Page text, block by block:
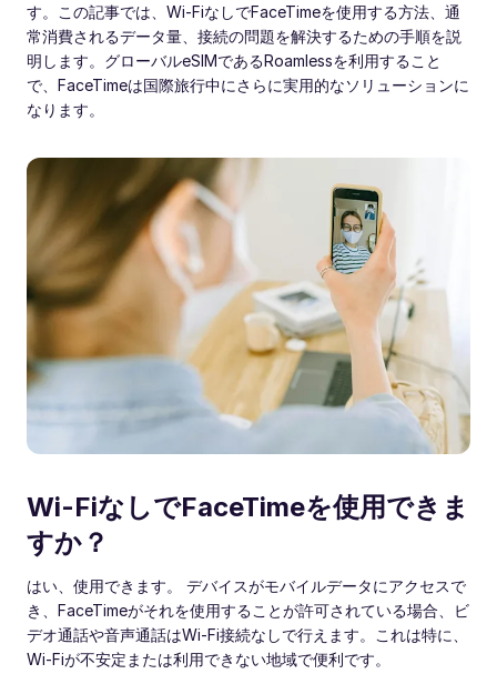
す。この記事では、Wi-FiなしでFaceTimeを使用する方法、通
常消費されるデータ量、接続の問題を解決するための手順を説
明します。グローバルeSIMであるRoamlessを利用すること
で、FaceTimeは国際旅行中にさらに実用的なソリューションに
なります。
Wi-FiなしでFaceTimeを使用できま
すか？
はい、使用できます。 デバイスがモバイルデータにアクセスで
き、FaceTimeがそれを使用することが許可されている場合、ビ
デオ通話や音声通話はWi-Fi接続なしで行えます。これは特に、
Wi-Fiが不安定または利用できない地域で便利です。